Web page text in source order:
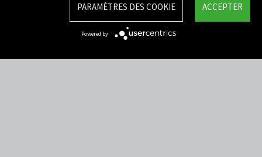
Integrity Line
ACCEPTER
PARAMÈTRES DES COOKIE
Powered by